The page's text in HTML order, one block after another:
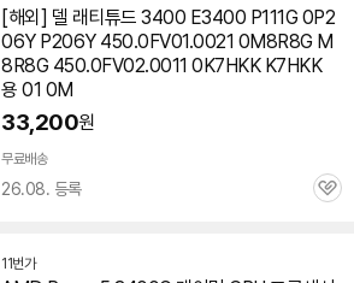
[해외] 델 래티튜드 3400 E3400 P111G 0P2
06Y P206Y 450.0FV01.0021 0M8R8G M
8R8G 450.0FV02.0011 0K7HKK K7HKK
용 01 0M
33,200원
무료배송
26.08. 등록
관
11번가